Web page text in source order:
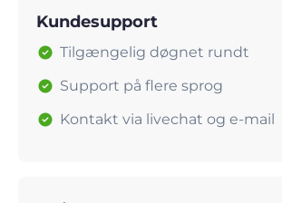
Kundesupport
Tilgængelig døgnet rundt
Support på flere sprog
Kontakt via livechat og e-mail